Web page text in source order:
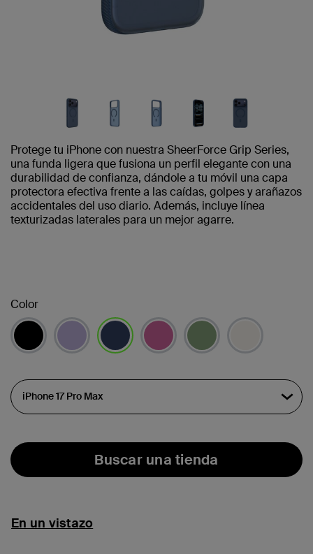
Protege tu iPhone con nuestra SheerForce Grip Series,
una funda ligera que fusiona un perfil elegante con una
durabilidad de confianza, dándole a tu móvil una capa
protectora efectiva frente a las caídas, golpes y arañazos
accidentales del uso diario. Además, incluye línea
texturizadas laterales para un mejor agarre.
Color
Buscar una tienda
En un vistazo